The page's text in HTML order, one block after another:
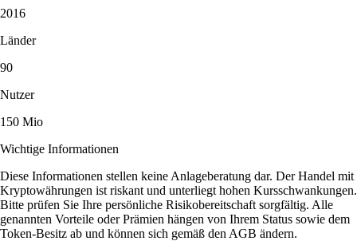
2016
Länder
90
Nutzer
150 Mio
Wichtige Informationen
Diese Informationen stellen keine Anlageberatung dar. Der Handel mit
Kryptowährungen ist riskant und unterliegt hohen Kursschwankungen.
Bitte prüfen Sie Ihre persönliche Risikobereitschaft sorgfältig. Alle
genannten Vorteile oder Prämien hängen von Ihrem Status sowie dem
Token-Besitz ab und können sich gemäß den AGB ändern.